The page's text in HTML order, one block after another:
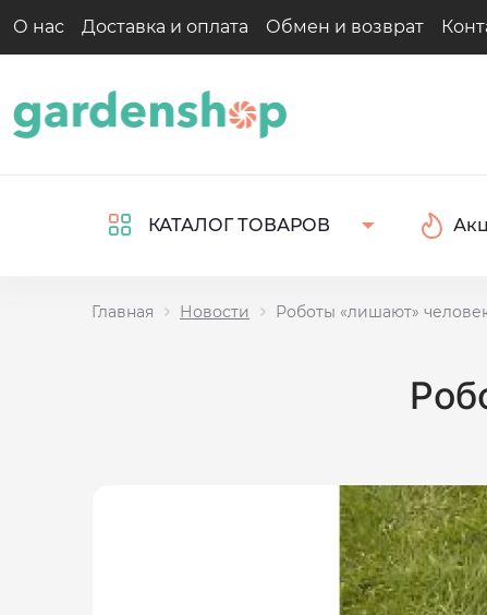
О нас Доставка и оплата Обмен и возврат
КАТАЛОГ ТОВАРОВ
Главная Новости Роботы «лишают»